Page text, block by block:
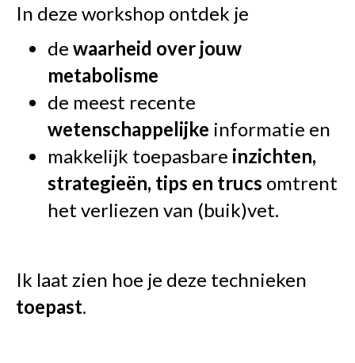
In deze workshop ontdek je
de waarheid over jouw
metabolisme
de meest recente
wetenschappelijke informatie en
makkelijk toepasbare inzichten,
strategieën, tips en trucs omtrent
het verliezen van (buik)vet.
Ik laat zien hoe je deze technieken
toepast.